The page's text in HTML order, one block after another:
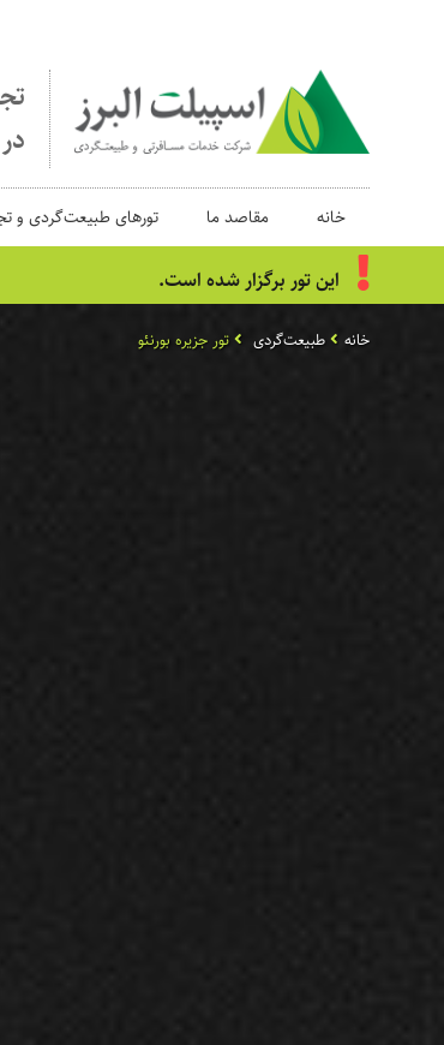
در
خانه مقاصد ما تورهای طبیعت‌گردی و
این تور برگزار شده است.
خانه طبیعت‌گردی تور جزیره بورنئو